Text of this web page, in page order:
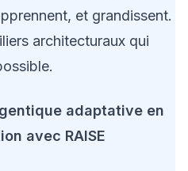
et grandissent.
architecturaux qui
adaptative en
avec RAISE